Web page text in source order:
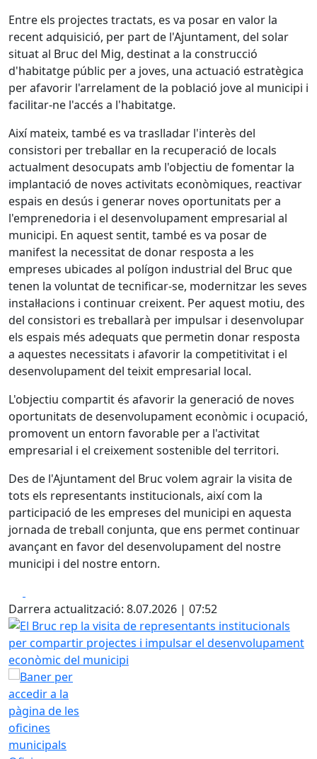
Entre els projectes tractats, es va posar en valor la
recent adquisició, per part de l'Ajuntament, del solar
situat al Bruc del Mig, destinat a la construcció
d'habitatge públic per a joves, una actuació estratègica
per afavorir l'arrelament de la població jove al municipi i
facilitar-ne l'accés a l'habitatge.
Així mateix, també es va traslladar l'interès del
consistori per treballar en la recuperació de locals
actualment desocupats amb l'objectiu de fomentar la
implantació de noves activitats econòmiques, reactivar
espais en desús i generar noves oportunitats per a
l'emprenedoria i el desenvolupament empresarial al
municipi. En aquest sentit, també es va posar de
manifest la necessitat de donar resposta a les
empreses ubicades al polígon industrial del Bruc que
tenen la voluntat de tecnificar-se, modernitzar les seves
instal·lacions i continuar creixent. Per aquest motiu, des
del consistori es treballarà per impulsar i desenvolupar
els espais més adequats que permetin donar resposta
a aquestes necessitats i afavorir la competitivitat i el
desenvolupament del teixit empresarial local.
L'objectiu compartit és afavorir la generació de noves
oportunitats de desenvolupament econòmic i ocupació,
promovent un entorn favorable per a l'activitat
empresarial i el creixement sostenible del territori.
Des de l'Ajuntament del Bruc volem agrair la visita de
tots els representants institucionals, així com la
participació de les empreses del municipi en aquesta
jornada de treball conjunta, que ens permet continuar
avançant en favor del desenvolupament del nostre
municipi i del nostre entorn.
Darrera actualització: 8.07.2026 | 07:52
El Bruc rep la visita de representants institucionals per